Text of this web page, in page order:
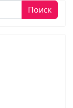
Поиск